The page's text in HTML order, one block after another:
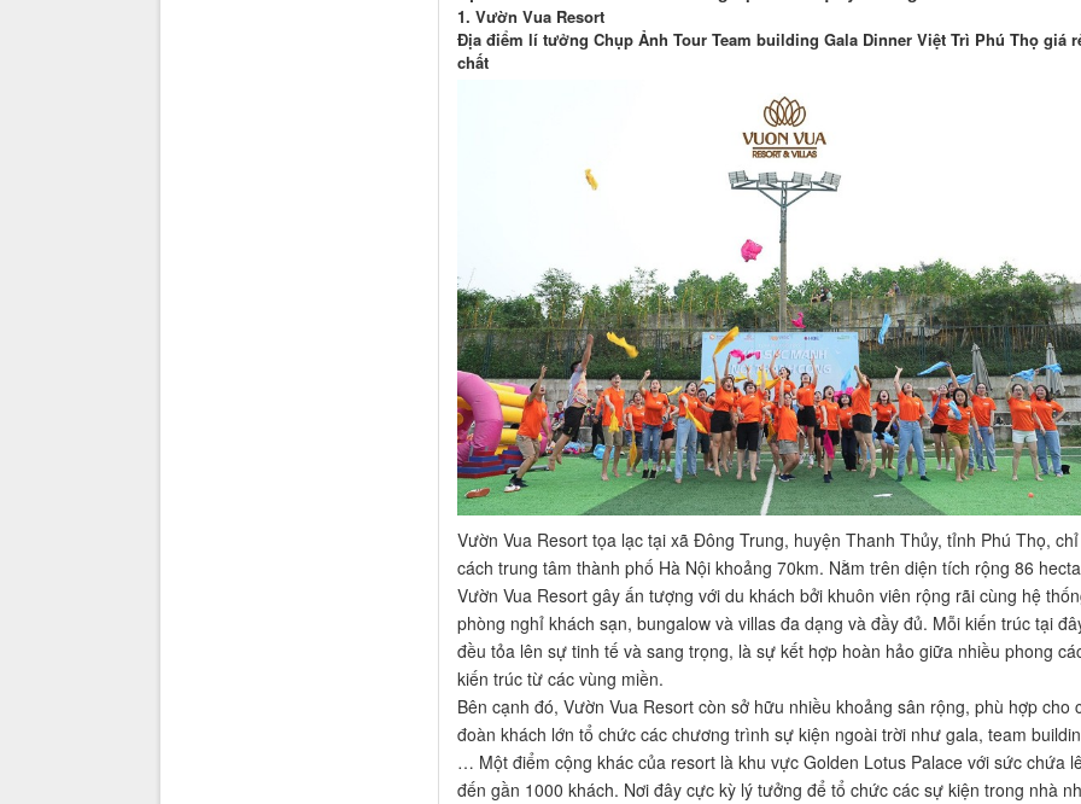
1. Vườn Vua Resort
Địa điểm lí tưởng Chụp Ảnh Tour Team building Gala Dinner Việt Trì Phú Thọ giá
chất
Vườn Vua Resort tọa lạc tại xã Đông Trung, huyện Thanh Thủy, tỉnh Phú Thọ, chỉ
cách trung tâm thành phố Hà Nội khoảng 70km. Nằm trên diện tích rộng 86
Vườn Vua Resort gây ấn tượng với du khách bởi khuôn viên rộng rãi cùng hệ
phòng nghỉ khách sạn, bungalow và villas đa dạng và đầy đủ. Mỗi kiến trúc tại
đều tỏa lên sự tinh tế và sang trọng, là sự kết hợp hoàn hảo giữa nhiều phong
kiến trúc từ các vùng miền.
Bên cạnh đó, Vườn Vua Resort còn sở hữu nhiều khoảng sân rộng, phù hợp cho
đoàn khách lớn tổ chức các chương trình sự kiện ngoài trời như gala, team
… Một điểm cộng khác của resort là khu vực Golden Lotus Palace với sức chứa
đến gần 1000 khách. Nơi đây cực kỳ lý tưởng để tổ chức các sự kiện trong nhà